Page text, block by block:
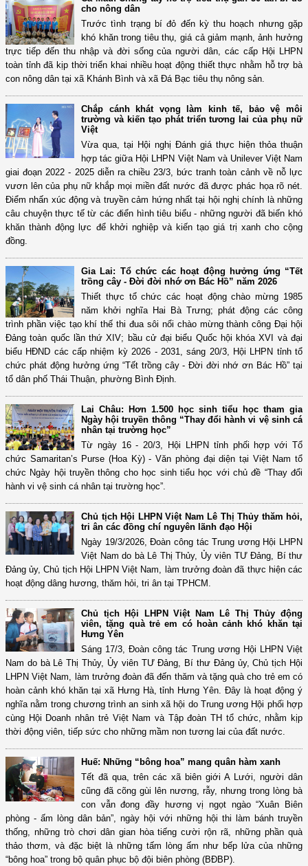
cho nông dân
Trước tình trạng bí đỏ đến kỳ thu hoạch nhưng gặp
khó khăn trong tiêu thụ, giá cả giảm mạnh, ảnh hưởng
trực tiếp đến thu nhập và đời sống của người dân, các cấp Hội LHPN
toàn tỉnh đã kịp thời triển khai nhiều hoạt động thiết thực nhằm hỗ trợ bà
con nông dân tại xã Khánh Bình và xã Đá Bạc tiêu thụ nông sản.
Chắp cánh khát vọng làm kinh tế, bảo vệ môi
trường và kiến tạo phát triển tương lai của phụ nữ
Việt
Vừa qua, tại Hội nghị Đánh giá thực hiện thỏa thuận
hợp tác giữa Hội LHPN Việt Nam và Unilever Việt Nam
giai đoạn 2022 - 2025 diễn ra chiều 23/3, bức tranh toàn cảnh về nỗ lực
vươn lên của phụ nữ khắp mọi miền đất nước đã được phác họa rõ nét.
Điểm nhấn xúc động và truyền cảm hứng nhất tại hội nghị chính là những
câu chuyện thực tế từ các điển hình tiêu biểu - những người đã biến khó
khăn thành động lực để khởi nghiệp và kiến tạo giá trị xanh cho cộng
đồng.
Gia Lai: Tổ chức các hoạt động hưởng ứng “Tết
trồng cây - Đời đời nhớ ơn Bác Hồ” năm 2026
Thiết thực tổ chức các hoạt động chào mừng 1985
năm khởi nghĩa Hai Bà Trưng; phát động các công
trình phần việc tạo khí thế thi đua sôi nổi chào mừng thành công Đại hội
Đảng toàn quốc lần thứ XIV; bầu cử đại biểu Quốc hội khóa XVI và đại
biểu HĐND các cấp nhiệm kỳ 2026 - 2031, sáng 20/3, Hội LHPN tỉnh tổ
chức phát động hưởng ứng “Tết trồng cây - Đời đời nhớ ơn Bác Hồ” tại
tổ dân phố Thái Thuận, phường Bình Định.
Lai Châu: Hơn 1.500 học sinh tiểu học tham gia
Ngày hội truyền thông “Thay đổi hành vi vệ sinh cá
nhân tại trường học”
Từ ngày 16 - 20/3, Hội LHPN tỉnh phối hợp với Tổ
chức Samaritan’s Purse (Hoa Kỳ) - Văn phòng đại diện tại Việt Nam tổ
chức Ngày hội truyền thông cho học sinh tiểu học với chủ đề “Thay đổi
hành vi vệ sinh cá nhân tại trường học”.
Chủ tịch Hội LHPN Việt Nam Lê Thị Thủy thăm hỏi,
tri ân các đồng chí nguyên lãnh đạo Hội
Ngày 19/3/2026, Đoàn công tác Trung ương Hội LHPN
Việt Nam do bà Lê Thị Thủy, Ủy viên TƯ Đảng, Bí thư
Đảng ủy, Chủ tịch Hội LHPN Việt Nam, làm trưởng đoàn đã thực hiện các
hoạt động dâng hương, thăm hỏi, tri ân tại TPHCM.
Chủ tịch Hội LHPN Việt Nam Lê Thị Thủy động
viên, tặng quà trẻ em có hoàn cảnh khó khăn tại
Hưng Yên
Sáng 17/3, Đoàn công tác Trung ương Hội LHPN Việt
Nam do bà Lê Thị Thủy, Ủy viên TƯ Đảng, Bí thư Đảng ủy, Chủ tịch Hội
LHPN Việt Nam, làm trưởng đoàn đã đến thăm và tặng quà cho trẻ em có
hoàn cảnh khó khăn tại xã Hưng Hà, tỉnh Hưng Yên. Đây là hoạt động ý
nghĩa nằm trong chương trình an sinh xã hội do Trung ương Hội phối hợp
cùng Hội Doanh nhân trẻ Việt Nam và Tập đoàn TH tổ chức, nhằm kịp
thời động viên, tiếp sức cho những mầm non tương lai của đất nước.
Huế: Những “bông hoa” mang quân hàm xanh
Tết đã qua, trên các xã biên giới A Lưới, người dân
cũng đã cõng gùi lên nương, rẫy, nhưng trong lòng bà
con vẫn đong đầy hương vị ngọt ngào “Xuân Biên
phòng - ấm lòng dân bản”, ngày hội với những hội thi làm bánh truyền
thống, những trò chơi dân gian hòa tiếng cười rộn rã, những phần quà
thảo thơm, và đặc biệt là những tấm lòng ấm như bếp lửa của những
“bông hoa” trong bộ quân phục bộ đội biên phòng (BĐBP).